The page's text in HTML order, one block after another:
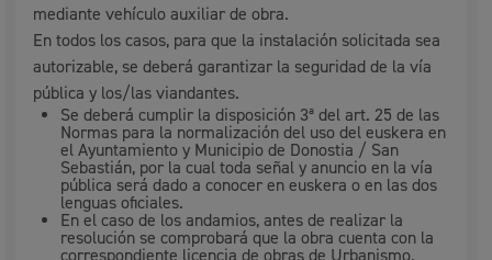
mediante vehículo auxiliar de obra.
En todos los casos, para que la instalación solicitada sea
autorizable, se deberá garantizar la seguridad de la vía
pública y los/las viandantes.
Se deberá cumplir la disposición 3ª del art. 25 de las
Normas para la normalización del uso del euskera en
el Ayuntamiento y Municipio de Donostia / San
Sebastián, por la cual toda señal y anuncio en la vía
pública será dado a conocer en euskera o en las dos
lenguas oficiales.
En el caso de los andamios, antes de realizar la
resolución se comprobará que la obra cuenta con la
correspondiente licencia de obras de Urbanismo.